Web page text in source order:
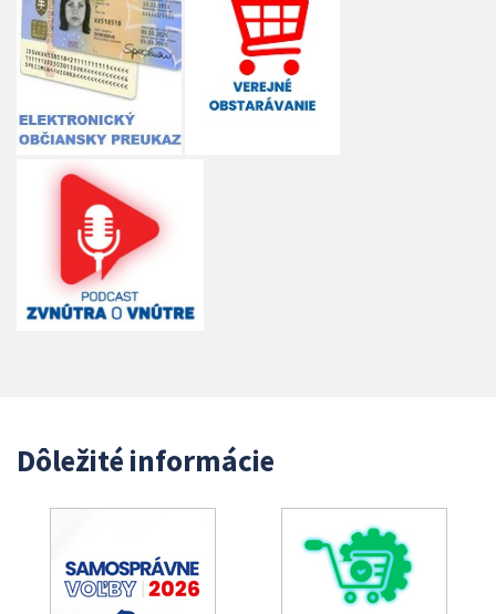
Dôležité informácie